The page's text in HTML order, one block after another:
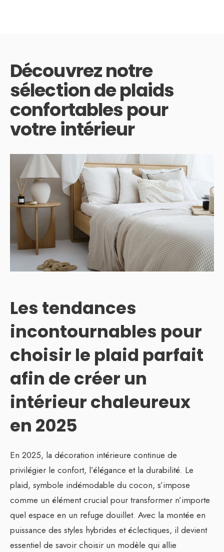
Découvrez notre
sélection de plaids
confortables pour
votre intérieur
Les tendances
incontournables pour
choisir le plaid parfait
afin de créer un
intérieur chaleureux
en 2025
En 2025, la décoration intérieure continue de
privilégier le confort, l’élégance et la durabilité. Le
plaid, symbole indémodable du cocon, s’impose
comme un élément crucial pour transformer n’importe
quel espace en un refuge douillet. Avec la montée en
puissance des styles hybrides et éclectiques, il devient
essentiel de savoir choisir un modèle qui allie